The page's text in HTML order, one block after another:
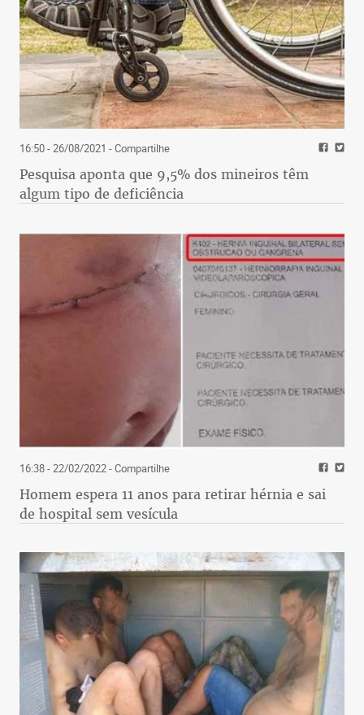
16:50 - 26/08/2021 - Compartilhe
Pesquisa aponta que 9,5% dos mineiros têm
algum tipo de deficiência
16:38 - 22/02/2022- Compartilhe
Homem espera 11 anos para retirar hérnia e sai
de hospital sem vesícula